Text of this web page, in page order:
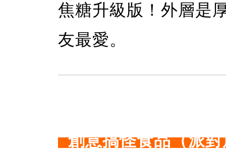
焦糖升級版！外層是
友最愛。
創意搞怪食品（派對